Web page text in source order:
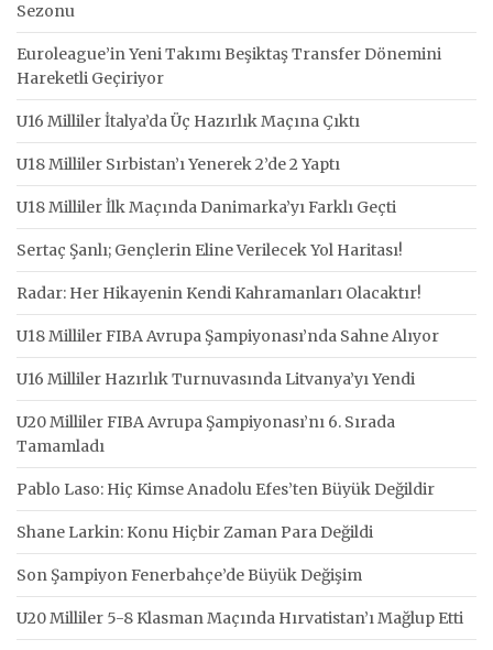
Sezonu
Euroleague’in Yeni Takımı Beşiktaş Transfer Dönemini
Hareketli Geçiriyor
U16 Milliler İtalya’da Üç Hazırlık Maçına Çıktı
U18 Milliler Sırbistan’ı Yenerek 2’de 2 Yaptı
U18 Milliler İlk Maçında Danimarka’yı Farklı Geçti
Sertaç Şanlı; Gençlerin Eline Verilecek Yol Haritası!
Radar: Her Hikayenin Kendi Kahramanları Olacaktır!
U18 Milliler FIBA Avrupa Şampiyonası’nda Sahne Alıyor
U16 Milliler Hazırlık Turnuvasında Litvanya’yı Yendi
U20 Milliler FIBA Avrupa Şampiyonası’nı 6. Sırada
Tamamladı
Pablo Laso: Hiç Kimse Anadolu Efes’ten Büyük Değildir
Shane Larkin: Konu Hiçbir Zaman Para Değildi
Son Şampiyon Fenerbahçe’de Büyük Değişim
U20 Milliler 5-8 Klasman Maçında Hırvatistan’ı Mağlup Etti